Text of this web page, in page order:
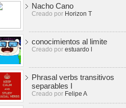
Nacho Cano
Creado por Horizon T
conocimientos al limite
Creado por estuardo l
Phrasal verbs transitivos
separables I
Creado por Felipe A